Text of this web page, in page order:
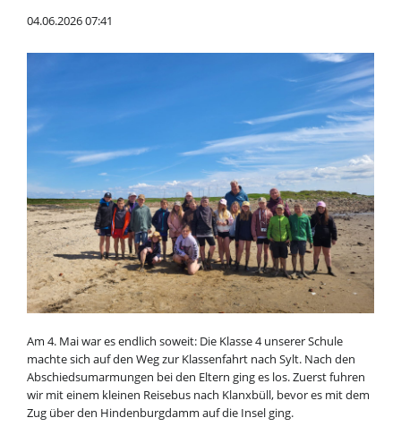
04.06.2026 07:41
Am 4. Mai war es endlich soweit: Die Klasse 4 unserer Schule
machte sich auf den Weg zur Klassenfahrt nach Sylt. Nach den
Abschiedsumarmungen bei den Eltern ging es los. Zuerst fuhren
wir mit einem kleinen Reisebus nach Klanxbüll, bevor es mit dem
Zug über den Hindenburgdamm auf die Insel ging.